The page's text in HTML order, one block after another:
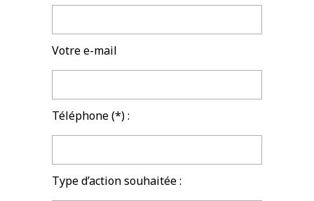
Votre e-mail
Téléphone (*) :
Type d’action souhaitée :